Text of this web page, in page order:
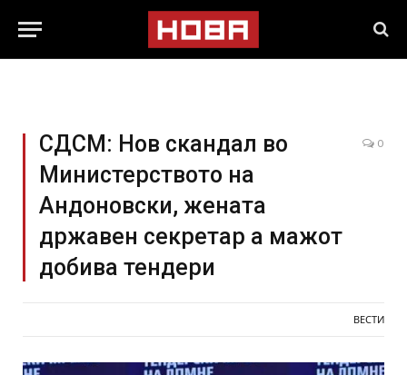
СДСМ: Нов скандал во
Министерството на
Андоновски, жената
државен секретар а мажот
добива тендери
0
ВЕСТИ